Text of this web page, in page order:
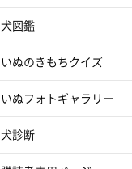
犬図鑑
いぬのきもちクイズ
いぬフォトギャラリー
犬診断